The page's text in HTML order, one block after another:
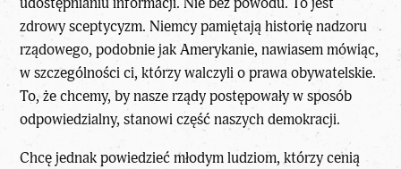
zdrowy sceptycyzm. Niemcy pamiętają historię nadzoru
rządowego, podobnie jak Amerykanie, nawiasem mówiąc,
w szczególności ci, którzy walczyli o prawa obywatelskie.
To, że chcemy, by nasze rządy postępowały w sposób
odpowiedzialny, stanowi część naszych demokracji.
Chcę jednak powiedzieć młodym ludziom, którzy cenią